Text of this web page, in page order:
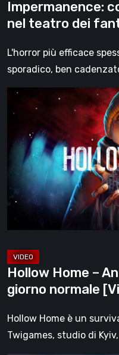
Impermanence:
nel teatro dei
L'horror più efficace
sporadico, ben
Hollow
Home
Anteprima:
l’ultimo
giorno
normale
Hollow Home –
giorno normale
Hollow Home è un
Twigames, studio di